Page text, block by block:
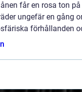
får en rosa ton
ungefär en gång
förhållanden